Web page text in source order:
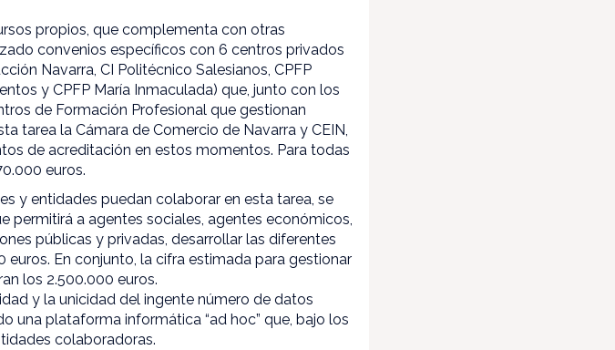
propios, que complementa con otras
convenios específicos con 6 centros privados
Navarra, CI Politécnico Salesianos, CPFP
y CPFP María Inmaculada) que, junto con los
de Formación Profesional que gestionan
tarea la Cámara de Comercio de Navarra y CEIN,
de acreditación en estos momentos. Para todas
euros.
y entidades puedan colaborar en esta tarea, se
a agentes sociales, agentes económicos,
públicas y privadas, desarrollar las diferentes
En conjunto, la cifra estimada para gestionar
los 2.500.000 euros.
y la unicidad del ingente número de datos
una plataforma informática “ad hoc” que, bajo los
colaboradoras.